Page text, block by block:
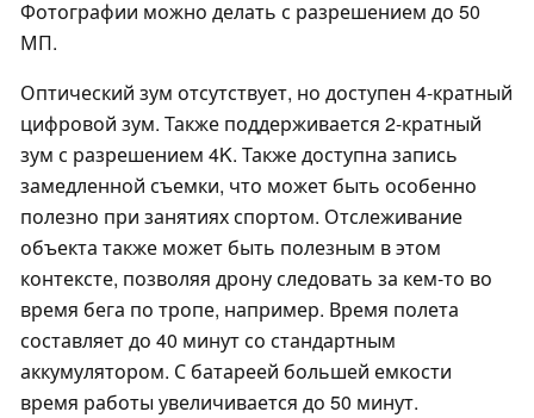
Фотографии можно делать с разрешением до 50
МП.
Оптический зум отсутствует, но доступен 4-кратный
цифровой зум. Также поддерживается 2-кратный
зум с разрешением 4K. Также доступна запись
замедленной съемки, что может быть особенно
полезно при занятиях спортом. Отслеживание
объекта также может быть полезным в этом
контексте, позволяя дрону следовать за кем-то во
время бега по тропе, например. Время полета
составляет до 40 минут со стандартным
аккумулятором. С батареей большей емкости
время работы увеличивается до 50 минут.